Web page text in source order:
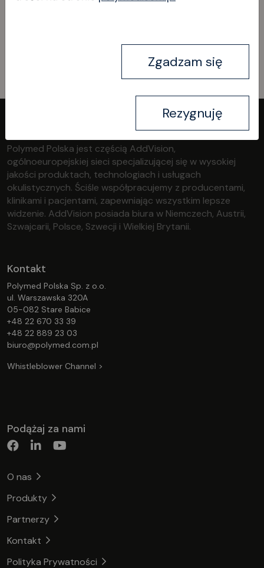
Polymed Polska jest częścią AddVision,
ogólnoeuropejskiej sieci specjalizującej się w wysokiej
jakości produktach, technologiach i usługach
okulistycznych. Ściśle współpracujemy z producentami,
klinikami i pacjentami, zapewniając wszystkim lepsze
widzenie. AddVision posiada biura w Niemczech, Austrii,
Szwajcarii, Polsce, Szwecji i Wielkiej Brytanii.
Kontakt
Polymed Polska Sp. z o.o.
ul. Warszawska 320A
05-082 Stare Babice
+48 22 670 33 39
+48 22 889 23 03
biuro@polymed.com.pl
Whistleblower Channel >
Podążaj za nami
O nas
Produkty
Partnerzy
Kontakt
Polityka Prywatności
Zgadzam się
Rezygnuję